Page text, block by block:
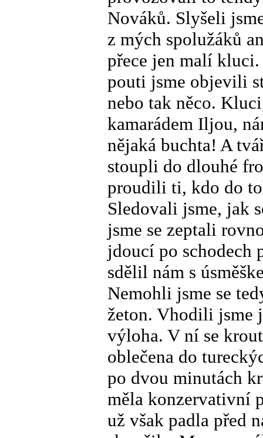
Nováků. Slyšeli
z mých spolužáků
přece jen malí
pouti jsme objevili
nebo tak něco.
kamarádem Iljou,
nějaká buchta! A
stoupli do dlouhé
proudili ti, kdo do
Sledovali jsme, jak
jsme se zeptali
jdoucí po schodech
sdělil nám s
Nemohli jsme se
žeton. Vhodili jsme
výloha. V ní se
oblečena do
po dvou minutách
měla konzervativní
už však padla před